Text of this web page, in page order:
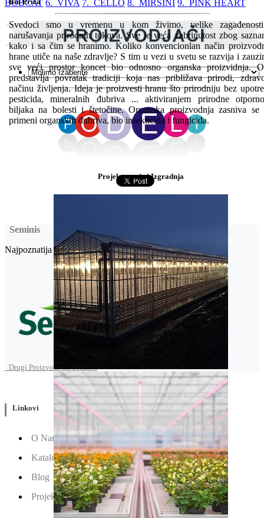
Svedoci smo u vremenu u kom živimo, velike
narušavanja prirodnih tokova. Sve je veća zabrinutost zbog
kako i sa čim se hranimo. Koliko konvencionlan način
hrane utiče na naše zdravlje? S tim u vezi u svetu se razvija i
sve veći prostor koncet bio odnosno organska proizvidnja.
predstavlja povratak tradiciji koja nas približava prirodi,
načinu življenja. Ideja je proizvesti hranu što prirodniju bez
pesticida, mineralnih đubriva ... aktiviranjem prirodne
biljaka na bolesti i štetočine. Organska proizvodnja zasniva se
primeni organskih đubriva, bio insekticida i fungicida.
Projektovanje i Izgradnja
BOBCAT 6. VIVA 7. CELLO 8. MIRSINI 9. PINK HEART
Seminis
Najpoznatija semenska kuća povrća na svetu.
Drugi Proizvodi od Seminis
Linkovi
O Nama
Katalozi
Blog
Projektovanje / Izgradnja